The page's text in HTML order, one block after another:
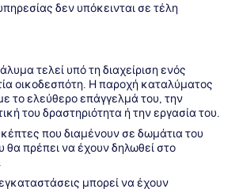
δεν υπόκεινται σε τέλη
τελεί υπό τη διαχείριση ενός
οικοδεσπότη. Η παροχή καταλύματος
το ελεύθερο επάγγελμά του, την
του δραστηριότητα ή την εργασία του.
που διαμένουν σε δωμάτια του
θα πρέπει να έχουν δηλωθεί στο
μπορεί να έχουν